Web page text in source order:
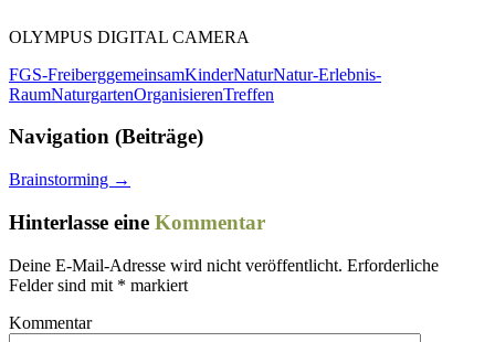
OLYMPUS DIGITAL CAMERA
FGS-FreiberggemeinsamKinderNaturNatur-Erlebnis-
RaumNaturgartenOrganisierenTreffen
Navigation (Beiträge)
Brainstorming →
Hinterlasse eine Kommentar
Deine E-Mail-Adresse wird nicht veröffentlicht. Erforderliche
Felder sind mit * markiert
Kommentar